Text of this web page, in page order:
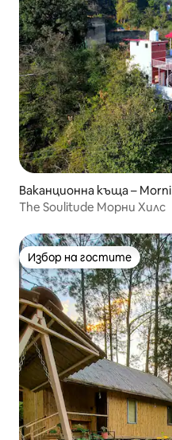
Ваканционна къща – Morni
The Soulitude Морни Хилс
Избор на гостите
Избор на гостите